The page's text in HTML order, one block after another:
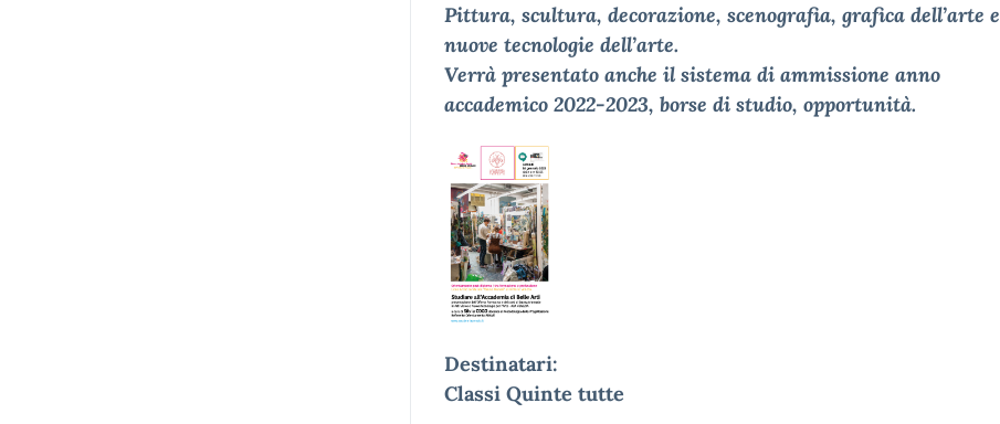
Pittura, scultura, decorazione, scenografia, grafica dell’arte e
nuove tecnologie dell’arte.
Verrà presentato anche il sistema di ammissione anno
accademico 2022-2023, borse di studio, opportunità.
Destinatari:
Classi Quinte tutte